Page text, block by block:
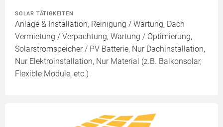
SOLAR TÄTIGKEITEN
Anlage & Installation, Reinigung / Wartung, Dach
Vermietung / Verpachtung, Wartung / Optimierung,
Solarstromspeicher / PV Batterie, Nur Dachinstallation,
Nur Elektroinstallation, Nur Material (z.B. Balkonsolar,
Flexible Module, etc.)